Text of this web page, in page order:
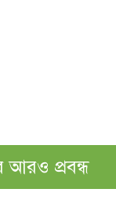
আরও প্রবন্ধ